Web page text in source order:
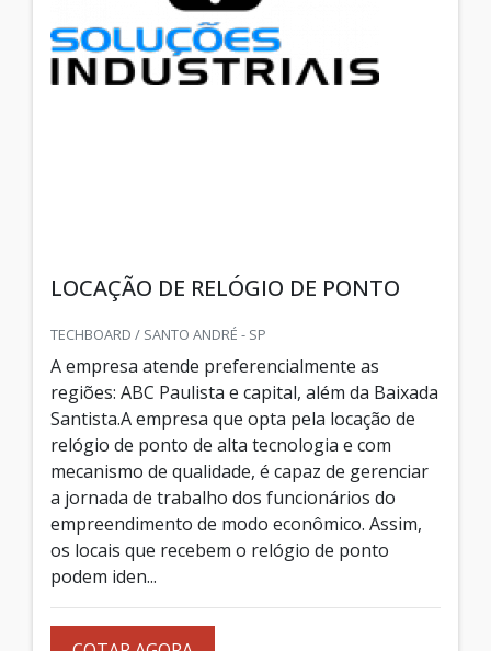
LOCAÇÃO DE RELÓGIO DE PONTO
TECHBOARD / SANTO ANDRÉ - SP
A empresa atende preferencialmente as
regiões: ABC Paulista e capital, além da Baixada
Santista.A empresa que opta pela locação de
relógio de ponto de alta tecnologia e com
mecanismo de qualidade, é capaz de gerenciar
a jornada de trabalho dos funcionários do
empreendimento de modo econômico. Assim,
os locais que recebem o relógio de ponto
podem iden...